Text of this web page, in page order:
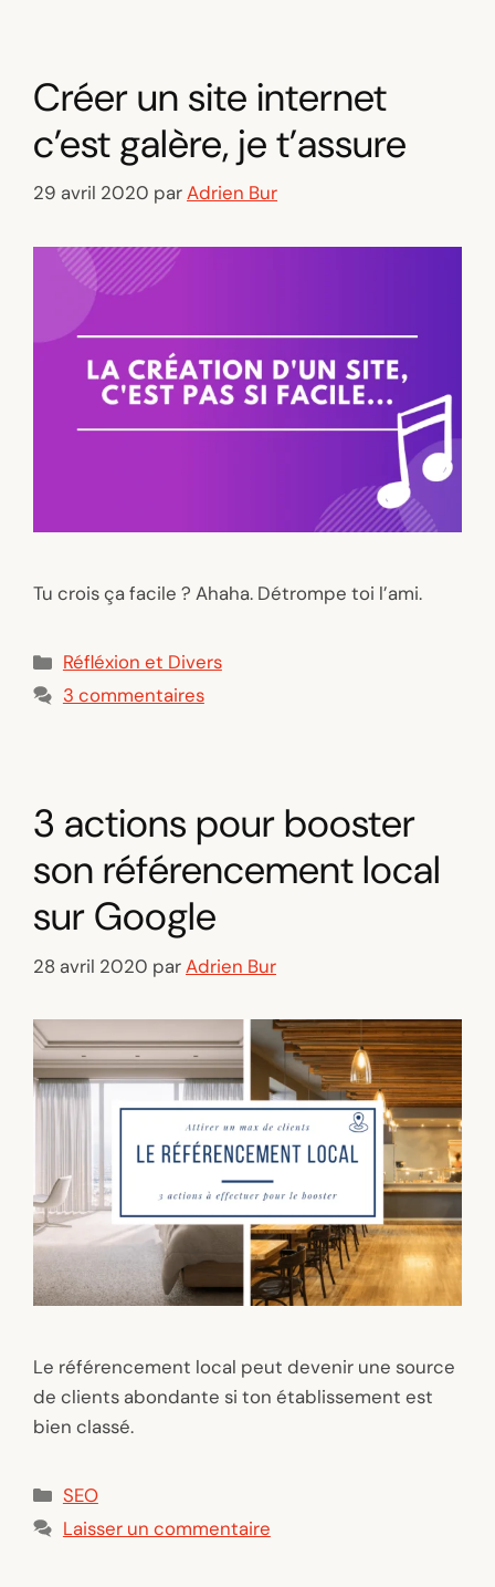
Créer un site internet
c’est galère, je t’assure
29 avril 2020 parAdrien Bur
Tu crois ça facile ? Ahaha. Détrompe toi l’ami.
Catégories
Réfléxion et Divers
3 commentaires
3 actions pour booster
son référencement local
sur Google
28 avril 2020 parAdrien Bur
Le référencement local peut devenir une source
de clients abondante si ton établissement est
bien classé.
Catégories
SEO
Laisser un commentaire